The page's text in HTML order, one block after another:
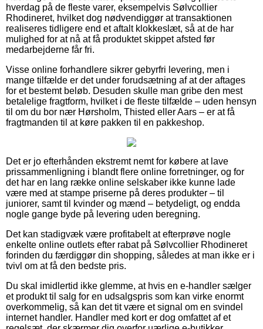
hverdag på de fleste varer, eksempelvis Sølvcollier
Rhodineret, hvilket dog nødvendiggør at transaktionen
realiseres tidligere end et aftalt klokkeslæt, så at de har
mulighed for at nå at få produktet skippet afsted før
medarbejderne får fri.
Visse online forhandlere sikrer gebyrfri levering, men i
mange tilfælde er det under forudsætning af at der aftages
for et bestemt beløb. Desuden skulle man gribe den mest
betalelige fragtform, hvilket i de fleste tilfælde – uden hensyn
til om du bor nær Hørsholm, Thisted eller Aars – er at få
fragtmanden til at køre pakken til en pakkeshop.
Det er jo efterhånden ekstremt nemt for købere at lave
prissammenligning i blandt flere online forretninger, og for
det har en lang række online selskaber ikke kunne lade
være med at stampe priserne på deres produkter – til
juniorer, samt til kvinder og mænd – betydeligt, og endda
nogle gange byde på levering uden beregning.
Det kan stadigvæk være profitabelt at efterprøve nogle
enkelte online outlets efter rabat på Sølvcollier Rhodineret
forinden du færdiggør din shopping, således at man ikke er i
tvivl om at få den bedste pris.
Du skal imidlertid ikke glemme, at hvis en e-handler sælger
et produkt til salg for en udsalgspris som kan virke enormt
overkommelig, så kan det tit være et signal om en svindel
internet handler. Handler med kort er dog omfattet af et